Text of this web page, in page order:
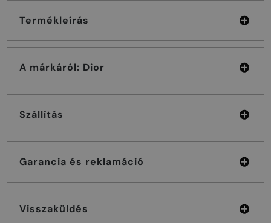
Termékleírás
A márkáról: Dior
Szállítás
Garancia és reklamáció
Visszaküldés